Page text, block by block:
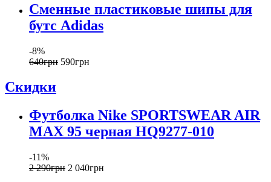
Сменные пластиковые шипы для
бутс Adidas
-8%
640грн 590грн
Скидки
Футболка Nike SPORTSWEAR AIR
MAX 95 черная HQ9277-010
-11%
2 290грн 2 040грн